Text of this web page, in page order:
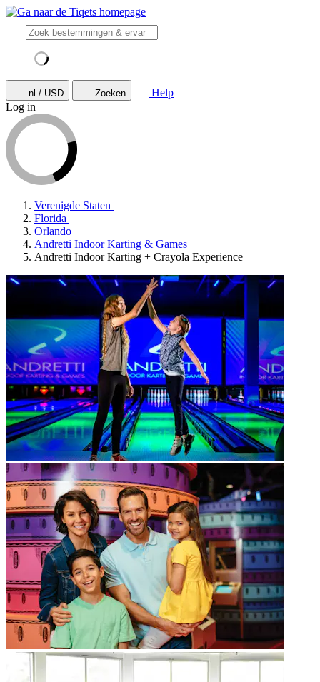
nl / USD Zoeken
Help
Log in
Verenigde Staten
Florida
Orlando
Andretti Indoor Karting & Games
Andretti Indoor Karting + Crayola Experience